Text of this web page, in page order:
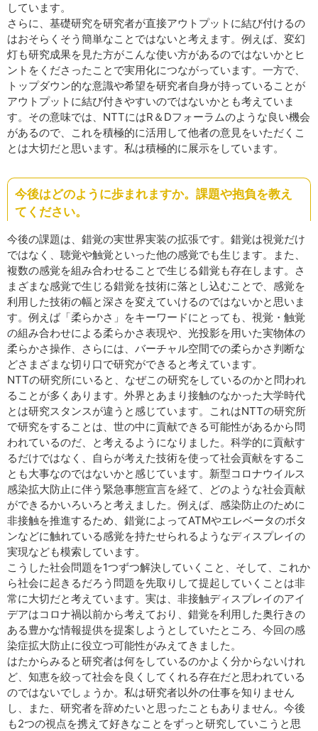
しています。
さらに、基礎研究を研究者が直接アウトプットに結び付けるの
はおそらくそう簡単なことではないと考えます。例えば、変幻
灯も研究成果を見た方がこんな使い方があるのではないかとヒ
ントをくださったことで実用化につながっています。一方で、
トップダウン的な意識や希望を研究者自身が持っていることが
アウトプットに結び付きやすいのではないかとも考えていま
す。その意味では、NTTにはR＆Dフォーラムのような良い機会
があるので、これを積極的に活用して他者の意見をいただくこ
とは大切だと思います。私は積極的に展示をしています。
今後はどのように歩まれますか。課題や抱負を教え
てください。
今後の課題は、錯覚の実世界実装の拡張です。錯覚は視覚だけ
ではなく、聴覚や触覚といった他の感覚でも生じます。また、
複数の感覚を組み合わせることで生じる錯覚も存在します。さ
まざまな感覚で生じる錯覚を技術に落とし込むことで、感覚を
利用した技術の幅と深さを変えていけるのではないかと思いま
す。例えば「柔らかさ」をキーワードにとっても、視覚・触覚
の組み合わせによる柔らかさ表現や、光投影を用いた実物体の
柔らかさ操作、さらには、バーチャル空間での柔らかさ判断な
どさまざまな切り口で研究ができると考えています。
NTTの研究所にいると、なぜこの研究をしているのかと問われ
ることが多くあります。外界とあまり接触のなかった大学時代
とは研究スタンスが違うと感じています。これはNTTの研究所
で研究をすることは、世の中に貢献できる可能性があるから問
われているのだ、と考えるようになりました。科学的に貢献す
るだけではなく、自らが考えた技術を使って社会貢献をするこ
とも大事なのではないかと感じています。新型コロナウイルス
感染拡大防止に伴う緊急事態宣言を経て、どのような社会貢献
ができるかいろいろと考えました。例えば、感染防止のために
非接触を推進するため、錯覚によってATMやエレベータのボタ
ンなどに触れている感覚を持たせられるようなディスプレイの
実現なども模索しています。
こうした社会問題を1つずつ解決していくこと、そして、これか
ら社会に起きるだろう問題を先取りして提起していくことは非
常に大切だと考えています。実は、非接触ディスプレイのアイ
デアはコロナ禍以前から考えており、錯覚を利用した奥行きの
ある豊かな情報提供を提案しようとしていたところ、今回の感
染症拡大防止に役立つ可能性がみえてきました。
はたからみると研究者は何をしているのかよく分からないけれ
ど、知恵を絞って社会を良くしてくれる存在だと思われている
のではないでしょうか。私は研究者以外の仕事を知りません
し、また、研究者を辞めたいと思ったこともありません。今後
も2つの視点を携えて好きなことをずっと研究していこうと思